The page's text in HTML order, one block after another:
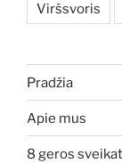
Viršsvoris
Pradžia
Apie mus
8 geros